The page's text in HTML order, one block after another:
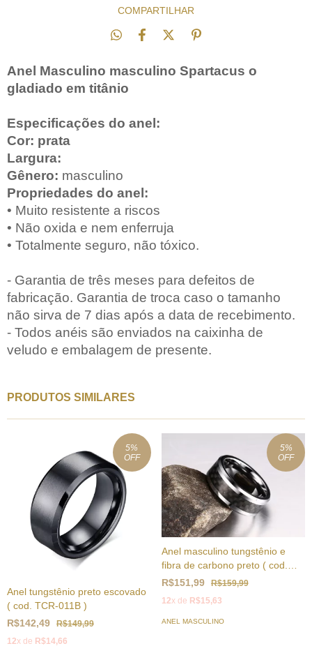
COMPARTILHAR
Anel Masculino masculino Spartacus o
gladiado em titânio
Especificações do anel:
Cor: prata
Largura:
Gênero: masculino
Propriedades do anel:
• Muito resistente a riscos
• Não oxida e nem enferruja
• Totalmente seguro, não tóxico.
- Garantia de três meses para defeitos de
fabricação. Garantia de troca caso o tamanho
não sirva de 7 dias após a data de recebimento.
- Todos anéis são enviados na caixinha de
veludo e embalagem de presente.
PRODUTOS SIMILARES
5%
OFF
Anel tungstênio preto escovado
( cod. TCR-011B )
R$142,49
R$149,99
12x de R$14,66
5%
OFF
Anel masculino tungstênio e
fibra de carbono preto ( cod.
TCR-002 )
R$151,99
R$159,99
12x de R$15,63
ANEL MASCULINO